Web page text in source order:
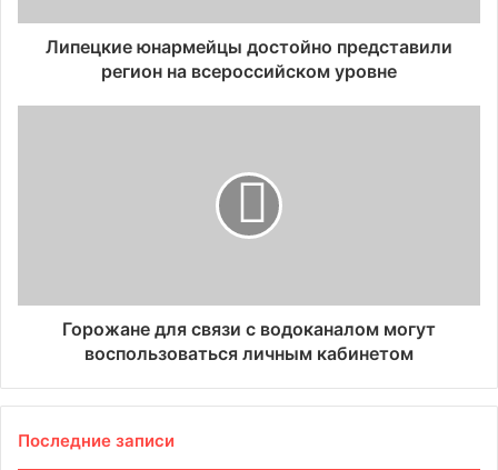
Липецкие юнармейцы достойно представили
регион на всероссийском уровне
Горожане для связи с водоканалом могут
воспользоваться личным кабинетом
Последние записи